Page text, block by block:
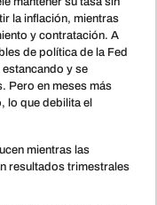
la inflación, mientras
y contratación. A
de política de la Fed
y se
Pero en meses más
lo que debilita el
mientras las
resultados trimestrales